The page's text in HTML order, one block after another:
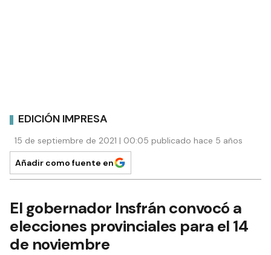
EDICIÓN IMPRESA
15 de septiembre de 2021 | 00:05 publicado hace 5 años
Añadir como fuente en
El gobernador Insfrán convocó a
elecciones provinciales para el 14
de noviembre